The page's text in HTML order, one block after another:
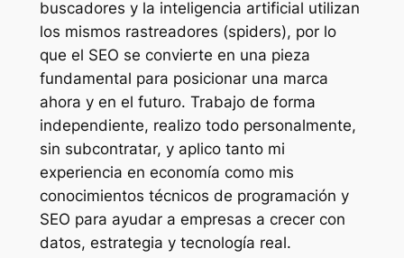
buscadores y la inteligencia artificial utilizan
los mismos rastreadores (spiders), por lo
que el SEO se convierte en una pieza
fundamental para posicionar una marca
ahora y en el futuro. Trabajo de forma
independiente, realizo todo personalmente,
sin subcontratar, y aplico tanto mi
experiencia en economía como mis
conocimientos técnicos de programación y
SEO para ayudar a empresas a crecer con
datos, estrategia y tecnología real.